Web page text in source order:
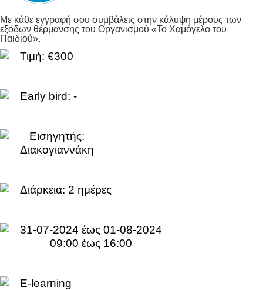
Με κάθε εγγραφή σου συμβάλεις στην κάλυψη μέρους των
εξόδων θέρμανσης του Οργανισμού «Το Χαμόγελο του
Παιδιού».
Τιμή: €300
Early bird: -
Εισηγητής:
Διακογιαννάκη
Διάρκεια: 2 ημέρες
31-07-2024 έως 01-08-2024
09:00 έως 16:00
E-learning